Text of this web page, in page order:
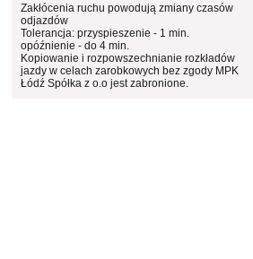
Zakłócenia ruchu powodują zmiany czasów
odjazdów
Tolerancja: przyspieszenie - 1 min.
opóźnienie - do 4 min.
Kopiowanie i rozpowszechnianie rozkładów
jazdy w celach zarobkowych bez zgody MPK
Łódź Spółka z o.o jest zabronione.